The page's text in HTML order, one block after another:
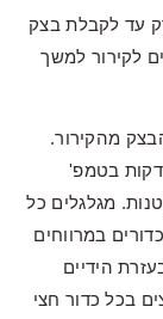
עד לקבלת בצק
לקירור למשך
את הבצק מהקירור.
במידה והוא קשה מידי נותנים לו לנוח כ – 10 דקות בטמפ'
מגלגלים כל
את הכדורים במרווחים
הידיים
של כ – 1.5 ס"מ. נועצים בכל כדור חצי